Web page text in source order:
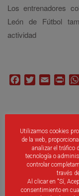
Los entrenadores
León de Fútbol
actividad
FacebookTwitterEmail Print
No Se Han
Utilizamos cookies
de la web,
analizar el tráfico
tecnología o
controlar
través
Al clicar en "Sí,
consentimiento en